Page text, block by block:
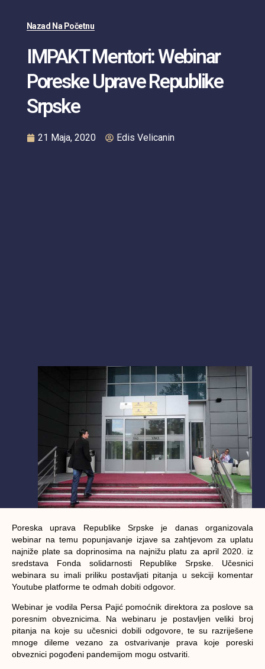
Nazad Na Početnu
IMPAKT Mentori: Webinar
Poreske Uprave Republike
Srpske
21 Maja, 2020 Edis Velicanin
Poreska uprava Republike Srpske je danas organizovala
webinar na temu popunjavanje izjave sa zahtjevom za uplatu
najniže plate sa doprinosima na najnižu platu za april 2020. iz
sredstava Fonda solidarnosti Republike Srpske. Učesnici
webinara su imali priliku postavljati pitanja u sekciji komentar
Youtube platforme te odmah dobiti odgovor.
Webinar je vodila Persa Pajić pomoćnik direktora za poslove sa
poresnim obveznicima. Na webinaru je postavljen veliki broj
pitanja na koje su učesnici dobili odgovore, te su razriješene
mnoge dileme vezano za ostvarivanje prava koje poreski
obveznici pogođeni pandemijom mogu ostvariti.